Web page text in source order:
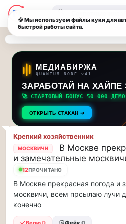
Последние
новости
и
обновления
потока:
Друзья,
приглашаем
на
музыкальную
прогулку
по
Москве
Чайковского!…
Друзья,
приглашаем
на
музыкальную
—
Главный
чат-
новости
и
инсайды
Москвы
🔍
МЕДИАБИРЖА
QUANTUM NODE v41
ЗАРАБОТАЙ НА ХАЙПЕ
🚀 СТАРТОВЫЙ БОНУС 50 000
ОТКРЫТЬ СТАКАН ➔
Крепкий хозяйственник
МОСКВИЧИ
В Москве
и замечательные
12ПРОЧИТАНО
В Москве прекрасная погода и
москвичи, всем прсылаю лучи
конечно
🍪 Мы используем файлы куки для
быстрой работы сайта.